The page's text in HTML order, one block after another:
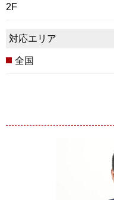
2F
対応エリア
全国